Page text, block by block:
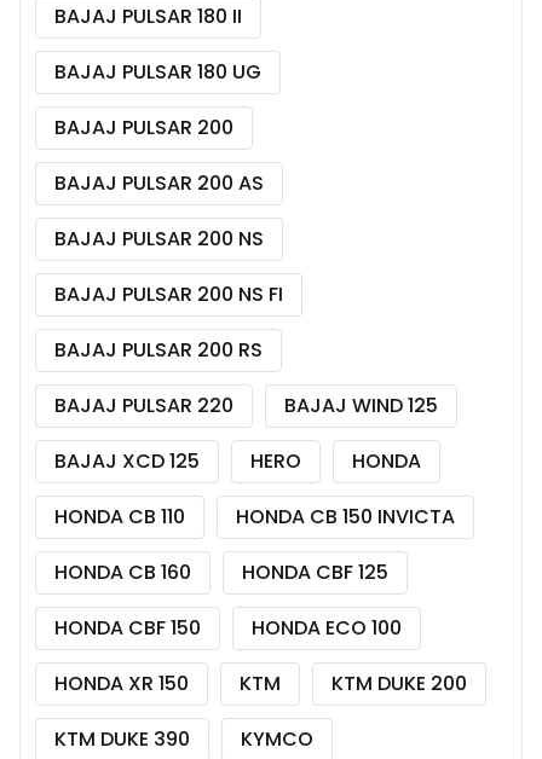
BAJAJ PULSAR 180 II
BAJAJ PULSAR 180 UG
BAJAJ PULSAR 200
BAJAJ PULSAR 200 AS
BAJAJ PULSAR 200 NS
BAJAJ PULSAR 200 NS FI
BAJAJ PULSAR 200 RS
BAJAJ PULSAR 220
BAJAJ WIND 125
BAJAJ XCD 125
HERO
HONDA
HONDA CB 110
HONDA CB 150 INVICTA
HONDA CB 160
HONDA CBF 125
HONDA CBF 150
HONDA ECO 100
HONDA XR 150
KTM
KTM DUKE 200
KTM DUKE 390
KYMCO